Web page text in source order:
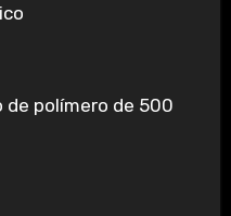
polímero de 500